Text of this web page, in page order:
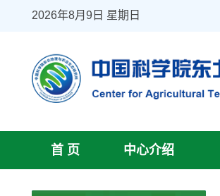
2026年8月9日 星期日
首 页 中心介绍